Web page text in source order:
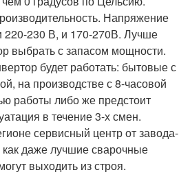
Напряжение
220-230 В, и 170-270В. Лучше
выбрать с запасом мощности.
будет работать: бытовые с
на производстве с 8-часовой
работы либо же предстоит
в течение 3-х смен.
сервисный центр от завода-
как даже лучшие сварочные
выходить из строя.